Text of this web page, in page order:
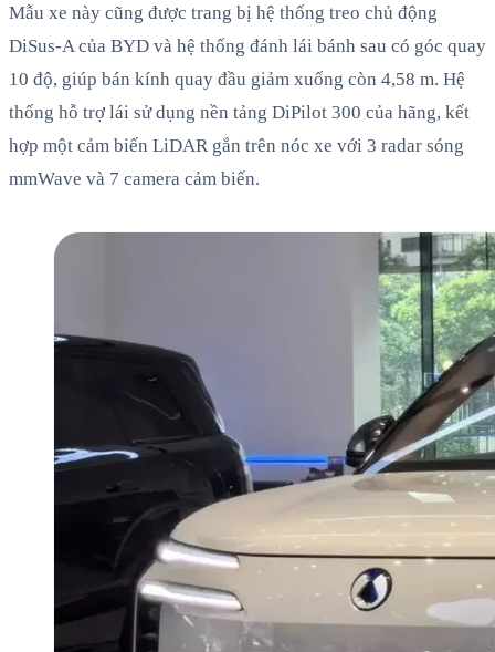
Mẫu xe này cũng được trang bị hệ thống treo chủ động
DiSus-A của BYD và hệ thống đánh lái bánh sau có góc quay
10 độ, giúp bán kính quay đầu giảm xuống còn 4,58 m. Hệ
thống hỗ trợ lái sử dụng nền tảng DiPilot 300 của hãng, kết
hợp một cảm biến LiDAR gắn trên nóc xe với 3 radar sóng
mmWave và 7 camera cảm biến.